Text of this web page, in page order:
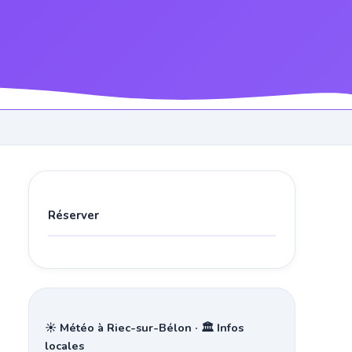
Réserver
☀️ Météo à Riec-sur-Bélon · 🏛️ Infos
locales